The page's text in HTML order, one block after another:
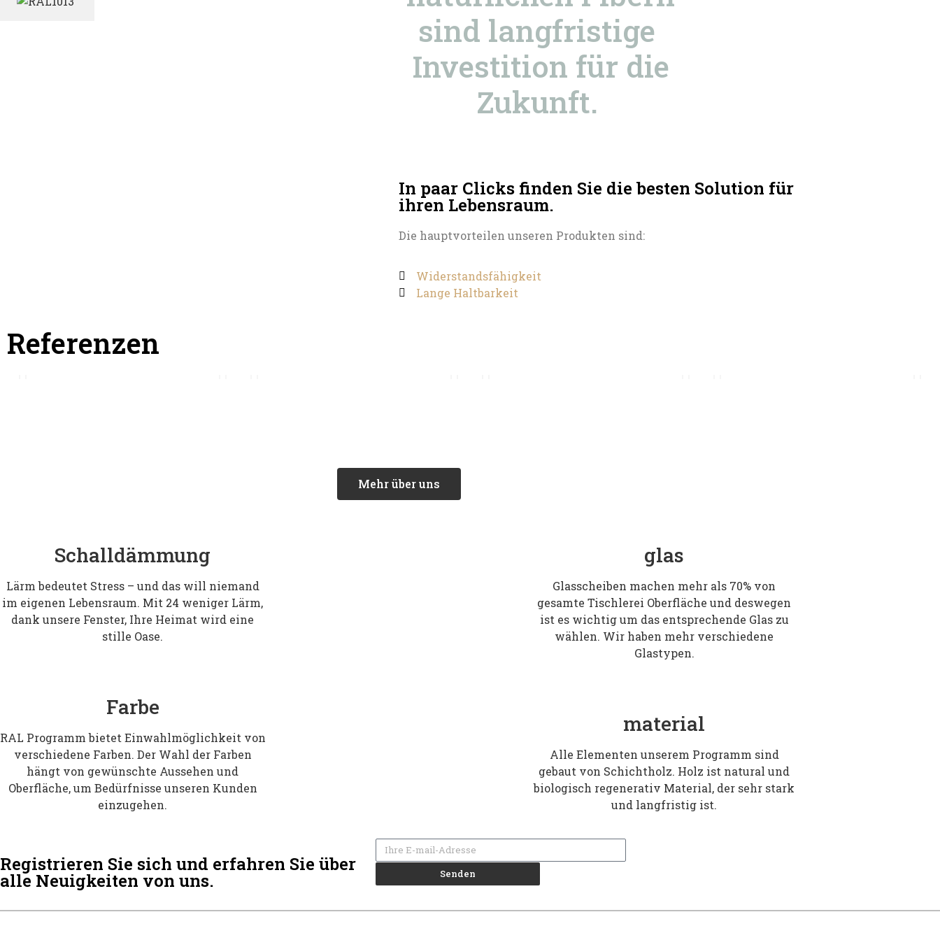
sind langfristige
Investition für die
Zukunft.
In paar Clicks finden Sie die besten Solution für
ihren Lebensraum.
Die hauptvorteilen unseren Produkten sind:
Widerstandsfähigkeit
Lange Haltbarkeit
Referenzen
Mehr über uns
Schalldämmung
Lärm bedeutet Stress – und das will niemand
im eigenen Lebensraum. Mit 24 weniger Lärm,
dank unsere Fenster, Ihre Heimat wird eine
stille Oase.
Farbe
RAL Programm bietet Einwahlmöglichkeit von
verschiedene Farben. Der Wahl der Farben
hängt von gewünschte Aussehen und
Oberfläche, um Bedürfnisse unseren Kunden
einzugehen.
glas
Glasscheiben machen mehr als 70% von
gesamte Tischlerei Oberfläche und deswegen
ist es wichtig um das entsprechende Glas zu
wählen. Wir haben mehr verschiedene
Glastypen.
material
Alle Elementen unserem Programm sind
gebaut von Schichtholz. Holz ist natural und
biologisch regenerativ Material, der sehr stark
und langfristig ist.
Registrieren Sie sich und erfahren Sie über
alle Neuigkeiten von uns. Senden